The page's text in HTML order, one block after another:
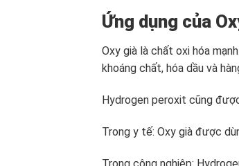
Ứng dụng của
Oxy già là chất oxi hóa
khoáng chất, hóa dầu và
Hydrogen peroxit cũng
Trong y tế: Oxy già được
Trong công nghiệp: